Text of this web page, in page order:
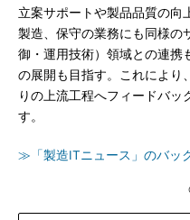
立案サポートや製品品質の向
製造、保守の業務にも同様の
御・運用技術）領域との連携
の展開も目指す。これにより
りの上流工程へフィードバ
す。
≫「製造ITニュース」のバッ